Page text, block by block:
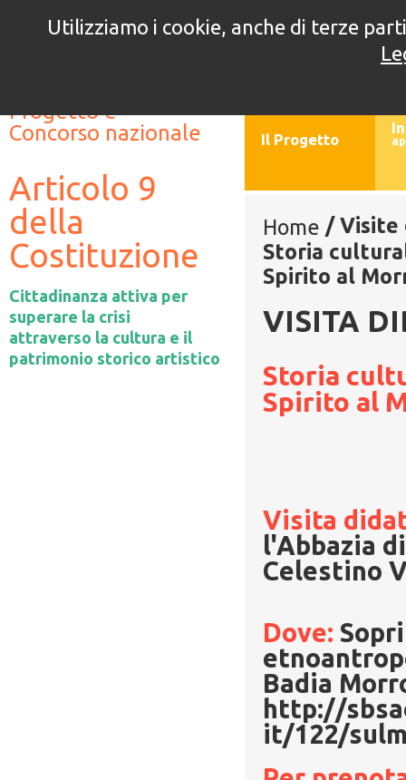
4°
Progetto e
Concorso nazionale
Articolo 9
della
Costituzione
Cittadinanza attiva per
superare la crisi
attraverso la cultura e il
patrimonio storico artistico
Il Progetto
Home /Visite
Storia
Spirito al
VISITA
Storia
Spirito al
Visita
l'Abbazia
Celestino
Dove:
Badia
http://
it/122/
Utilizziamo i cookie, anche di terze